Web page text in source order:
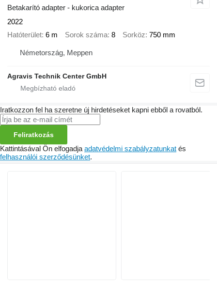
Betakarító adapter - kukorica adapter
2022
Hatóterület 6 m Sorok száma 8 Sorköz 750 mm
Németország, Meppen
Agravis Technik Center GmbH
Iratkozzon fel ha szeretne új hirdetéseket kapni ebből a rovatból.
Feliratkozás
Kattintásával Ön elfogadja adatvédelmi szabályzatunkat és
felhasználói szerződésünket.